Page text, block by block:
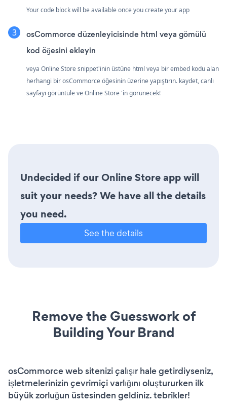
Your code block will be available once you create your app
osCommorce düzenleyicisinde html veya gömülü
kod öğesini ekleyin
veya Online Store snippet'inin üstüne html veya bir embed kodu alan
herhangi bir osCommorce öğesinin üzerine yapıştırın. kaydet, canlı
sayfayı görüntüle ve Online Store 'in görünecek!
Undecided if our Online Store app will
suit your needs? We have all the details
you need.
See the details
Remove the Guesswork of
Building Your Brand
osCommorce web sitenizi çalışır hale getirdiyseniz,
işletmelerinizin çevrimiçi varlığını oluştururken ilk
büyük zorluğun üstesinden geldiniz. tebrikler!